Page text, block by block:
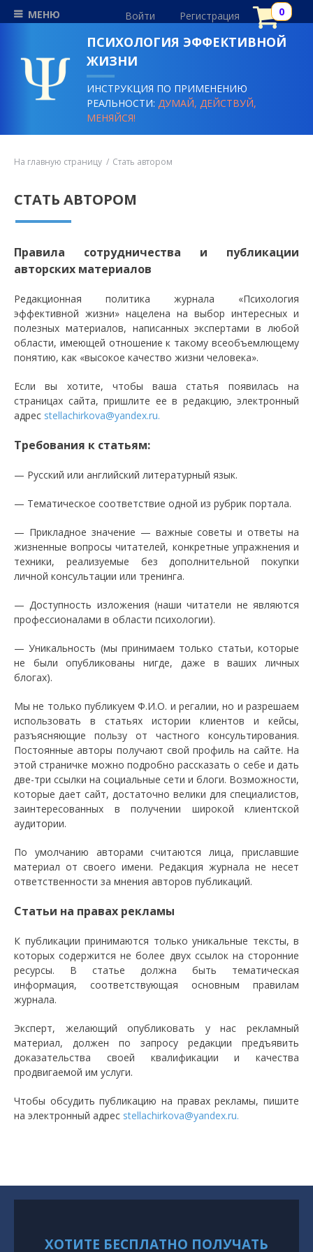
МЕНЮ Войти Регистрация
ПСИХОЛОГИЯ ЭФФЕКТИВНОЙ
ЖИЗНИ
ИНСТРУКЦИЯ ПО ПРИМЕНЕНИЮ
РЕАЛЬНОСТИ:ДУМАЙ, ДЕЙСТВУЙ,
МЕНЯЙСЯ!
На главную страницу Стать автором
СТАТЬ АВТОРОМ
Правила сотрудничества и публикации
авторских материалов
Редакционная политика журнала «Психология
эффективной жизни» нацелена на выбор интересных и
полезных материалов, написанных экспертами в любой
области, имеющей отношение к такому всеобъемлющему
понятию, как «высокое качество жизни человека».
Если вы хотите, чтобы ваша статья появилась на
страницах сайта, пришлите ее в редакцию, электронный
адрес stellachirkova@yandex.ru.
Требования к статьям:
— Русский или английский литературный язык.
— Тематическое соответствие одной из рубрик портала.
— Прикладное значение — важные советы и ответы на
жизненные вопросы читателей, конкретные упражнения и
техники, реализуемые без дополнительной покупки
личной консультации или тренинга.
— Доступность изложения (наши читатели не являются
профессионалами в области психологии).
— Уникальность (мы принимаем только статьи, которые
не были опубликованы нигде, даже в ваших личных
блогах).
Мы не только публикуем Ф.И.О. и регалии, но и разрешаем
использовать в статьях истории клиентов и кейсы,
разъясняющие пользу от частного консультирования.
Постоянные авторы получают свой профиль на сайте. На
этой страничке можно подробно рассказать о себе и дать
две-три ссылки на социальные сети и блоги. Возможности,
которые дает сайт, достаточно велики для специалистов,
заинтересованных в получении широкой клиентской
аудитории.
По умолчанию авторами считаются лица, приславшие
материал от своего имени. Редакция журнала не несет
ответственности за мнения авторов публикаций.
Статьи на правах рекламы
К публикации принимаются только уникальные тексты, в
которых содержится не более двух ссылок на сторонние
ресурсы. В статье должна быть тематическая
информация, соответствующая основным правилам
журнала.
Эксперт, желающий опубликовать у нас рекламный
материал, должен по запросу редакции предъявить
доказательства своей квалификации и качества
продвигаемой им услуги.
Чтобы обсудить публикацию на правах рекламы, пишите
на электронный адрес stellachirkova@yandex.ru.
ХОТИТЕ БЕСПЛАТНО ПОЛУЧАТЬ